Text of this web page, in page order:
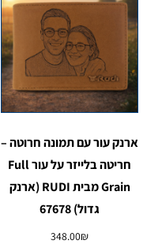
ארנק עור עם תמונה חרוטה –
חריטה בלייזר על עור Full
Grain מבית RUDI (ארנק
גדול) 67678
348.00₪